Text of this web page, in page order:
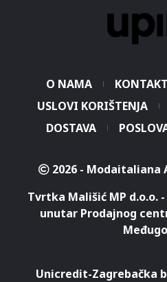
O NAMA KONTAKT
USLOVI KORIŠTENJA
DOSTAVA
2026 - Modaitaliana
Tvrtka Mališić MP d.o.o.
unutar Prodajnog
Unicredit-Zagrebačka